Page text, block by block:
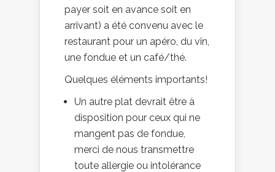
payer soit en avance soit en
arrivant) a été convenu avec le
restaurant pour un apéro, du vin,
une fondue et un café/thé.
Quelques éléments importants!
Un autre plat devrait être à
disposition pour ceux qui ne
mangent pas de fondue,
merci de nous transmettre
toute allergie ou intolérance